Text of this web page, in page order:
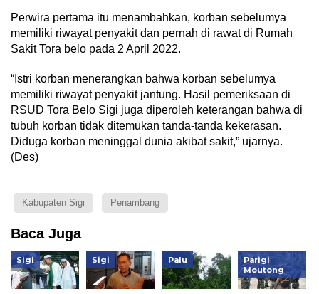
Perwira pertama itu menambahkan, korban sebelumya
memiliki riwayat penyakit dan pernah di rawat di Rumah
Sakit Tora belo pada 2 April 2022.
“Istri korban menerangkan bahwa korban sebelumya
memiliki riwayat penyakit jantung. Hasil pemeriksaan di
RSUD Tora Belo Sigi juga diperoleh keterangan bahwa di
tubuh korban tidak ditemukan tanda-tanda kekerasan.
Diduga korban meninggal dunia akibat sakit,” ujarnya.
(Des)
Kabupaten Sigi Penambang
Baca Juga
Sigi Sigi Palu
Parigi
Moutong